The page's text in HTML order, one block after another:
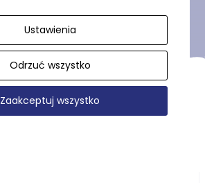
Ustawienia
Odrzuć wszystko
Zaakceptuj wszystko